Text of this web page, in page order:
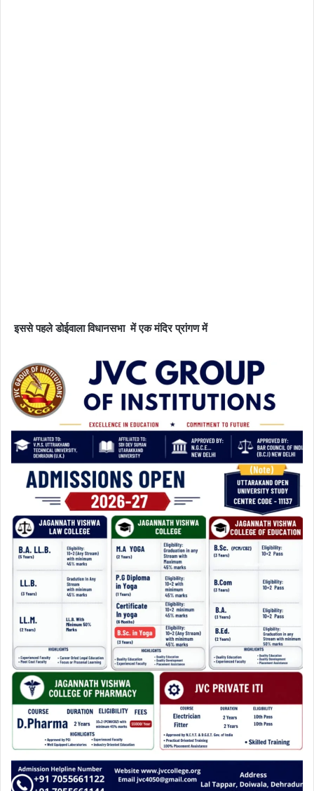
इससे पहले डोईवाला विधानसभा में एक मंदिर प्रांगण में